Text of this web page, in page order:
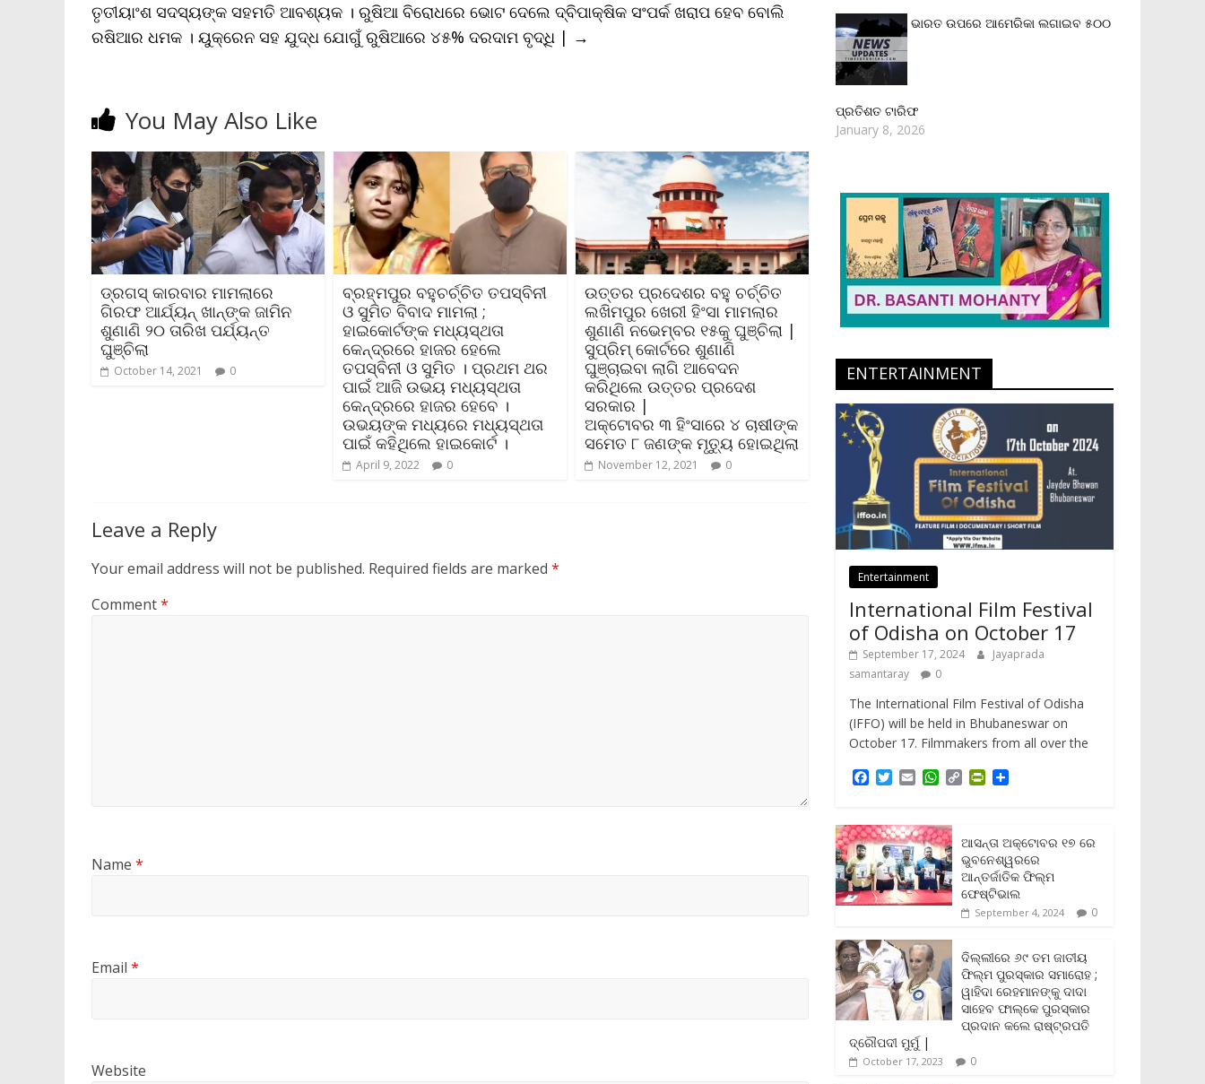
ତୃତୀୟାଂଶ ସଦସ୍ୟଙ୍କ ସହମତି ଆବଶ୍ୟକ । ରୁଷିଆ ବିରୋଧରେ ଭୋଟ ଦେଲେ ଦ୍ବିପାକ୍ଷିକ ସଂପର୍କ ଖରାପ ହେବ ବୋଲି
ରଷିଆର ଧମକ । ୟୁକ୍ରେନ ସହ ଯୁଦ୍ଧ ଯୋଗୁଁ ରୁଷିଆରେ ୪୫% ଦରଦାମ ବୃଦ୍ଧି | →
You May Also Like
ଡ୍ରଗସ୍‌ କାରବାର ମାମଲାରେ
ଗିରଫ ଆର୍ଯ୍ୟନ୍‌ ଖାନ୍‌ଙ୍କ ଜାମିନ
ଶୁଣାଣି ୨୦ ତାରିଖ ପର୍ଯ୍ୟନ୍ତ
ଘୁଞ୍ଚିଲା
October 14, 2021 0
ବ୍ରହ୍ମପୁର ବହୁଚର୍ଚ୍ଚିତ ତପସ୍ବିନୀ
ଓ ସୁମିତ ବିବାଦ ମାମଲା ;
ହାଇକୋର୍ଟଙ୍କ ମଧ୍ୟସ୍ଥତା
କେନ୍ଦ୍ରରେ ହାଜର ହେଲେ
ତପସ୍ବିନୀ ଓ ସୁମିତ । ପ୍ରଥମ ଥର
ପାଇଁ ଆଜି ଉଭୟ ମଧ୍ୟସ୍ଥତା
କେନ୍ଦ୍ରରେ ହାଜର ହେବେ ।
ଉଭୟଙ୍କ ମଧ୍ୟରେ ମଧ୍ୟସ୍ଥତା
ପାଇଁ କହିଥିଲେ ହାଇକୋର୍ଟ ।
April 9, 2022 0
ଉତ୍ତର ପ୍ରଦେଶର ବହୁ ଚର୍ଚ୍ଚିତ
ଲଖିମପୁର ଖେରୀ ହିଂସା ମାମଲାର
ଶୁଣାଣି ନଭେମ୍ବର ୧୫କୁ ଘୁଞ୍ଚିଲା |
ସୁପ୍ରିମ୍‌ କୋର୍ଟରେ ଶୁଣାଣି
ଘୁଞ୍ଚାଇବା ଲାଗି ଆବେଦନ
କରିଥିଲେ ଉତ୍ତର ପ୍ରଦେଶ
ସରକାର |
ଅକ୍ଟୋବର ୩ ହିଂସାରେ ୪ ଚାଷୀଙ୍କ
ସମେତ ୮ ଜଣଙ୍କ ମୃତ୍ୟୁ ହୋଇଥିଲା
November 12, 2021 0
Leave a Reply
Your email address will not be published. Required fields are marked *
Comment*
Name *
Email *
Website
ଭାରତ ଉପରେ ଆମେରିକା ଲଗାଇବ ୫୦୦
ପ୍ରତିଶତ ଟାରିଫ
January 8, 2026
ENTERTAINMENT
Entertainment
International Film Festival
of Odisha on October 17
September 17, 2024
Jayaprada
samantaray
0
The International Film Festival of Odisha
(IFFO) will be held in Bhubaneswar on
October 17. Filmmakers from all over the
e
b
o
o
k
T
t
t
e
r
E
i
l
W
t
s
A
p
p
C
L
i
n
k
P
t
F
r
i
e
n
l
y
e
ଆସନ୍ତା ଅକ୍ଟୋବର ୧୭ ରେ
ଭୁବନେଶ୍ୱରରେ
ଆନ୍ତର୍ଜାତିକ ଫିଲ୍ମ
ଫେଷ୍ଟିଭାଲ
September 4, 2024 0
ଦିଲ୍ଲୀରେ ୬୯ ତମ ଜାତୀୟ
ଫିଲ୍ମ ପୁରସ୍କାର ସମାରୋହ ;
ୱାହିଦା ରେହମାନଙ୍କୁ ଦାଦା
ସାହେବ ଫାଲ୍‌କେ ପୁରସ୍କାର
ପ୍ରଦାନ କଲେ ରାଷ୍ଟ୍ରପତି
ଦ୍ରୌପଦୀ ମୁର୍ମୁ |
October 17, 2023 0